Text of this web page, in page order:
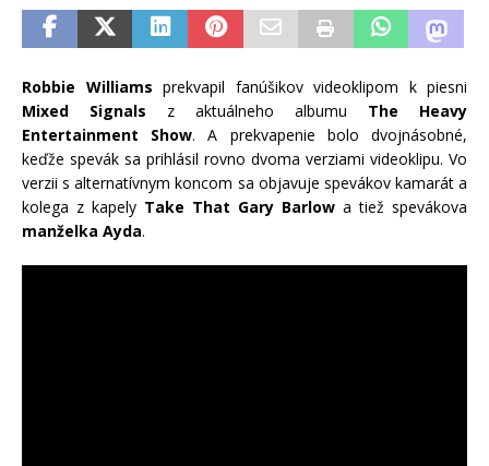
Robbie Williams prekvapil fanúšikov videoklipom k piesni
Mixed Signals z aktuálneho albumu The Heavy
Entertainment Show. A prekvapenie bolo dvojnásobné,
keďže spevák sa prihlásil rovno dvoma verziami videoklipu. Vo
verzii s alternatívnym koncom sa objavuje spevákov kamarát a
kolega z kapely Take That Gary Barlow a tiež spevákova
manželka Ayda.